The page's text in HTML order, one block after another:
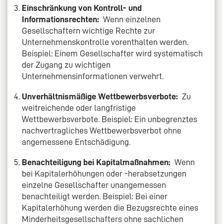
Einschränkung von Kontroll- und
Informationsrechten: Wenn einzelnen
Gesellschaftern wichtige Rechte zur
Unternehmenskontrolle vorenthalten werden.
Beispiel: Einem Gesellschafter wird systematisch
der Zugang zu wichtigen
Unternehmensinformationen verwehrt.
Unverhältnismäßige Wettbewerbsverbote: Zu
weitreichende oder langfristige
Wettbewerbsverbote. Beispiel: Ein unbegrenztes
nachvertragliches Wettbewerbsverbot ohne
angemessene Entschädigung.
Benachteiligung bei Kapitalmaßnahmen: Wenn
bei Kapitalerhöhungen oder -herabsetzungen
einzelne Gesellschafter unangemessen
benachteiligt werden. Beispiel: Bei einer
Kapitalerhöhung werden die Bezugsrechte eines
Minderheitsgesellschafters ohne sachlichen